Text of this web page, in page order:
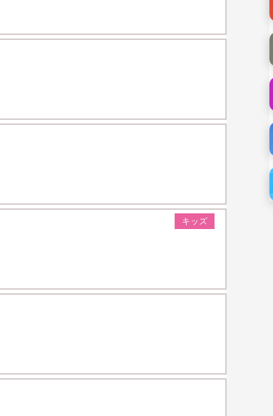
キッズ